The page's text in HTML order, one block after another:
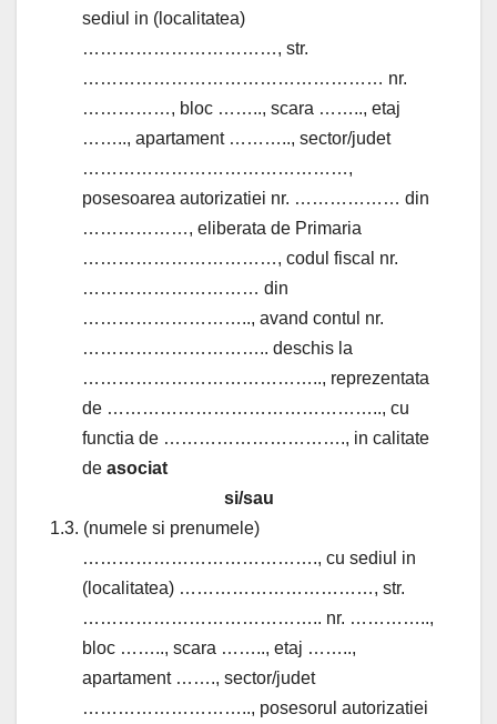
sediul in (localitatea)
……………………………, str.
…………………………………………… nr.
……………, bloc …….., scara …….., etaj
…….., apartament ……….., sector/judet
………………………………………,
posesoarea autorizatiei nr. ……………… din
………………, eliberata de Primaria
……………………………, codul fiscal nr.
………………………… din
……………………….., avand contul nr.
………………………….. deschis la
………………………………….., reprezentata
de ……………………………………….., cu
functia de …………………………., in calitate
de asociat
si/sau
1.3. (numele si prenumele)
…………………………………., cu sediul in
(localitatea) ……………………………, str.
………………………………….. nr. …………..,
bloc …….., scara …….., etaj ……..,
apartament ……., sector/judet
……………………….., posesorul autorizatiei